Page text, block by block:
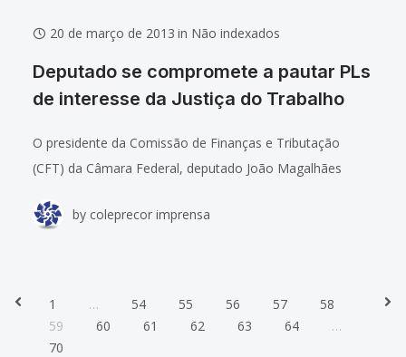
20 de março de 2013 in Não indexados
Deputado se compromete a pautar PLs
de interesse da Justiça do Trabalho
O presidente da Comissão de Finanças e Tributação
(CFT) da Câmara Federal, deputado João Magalhães
de interesse da Justiça do Trabalho tão
by coleprecor imprensa
1 … 54 55 56 57
58
59
60 61 62 63 64
…
70